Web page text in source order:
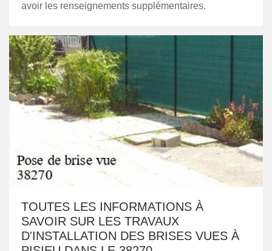
avoir les renseignements supplémentaires.
TOUTES LES INFORMATIONS À
SAVOIR SUR LES TRAVAUX
D'INSTALLATION DES BRISES VUES À